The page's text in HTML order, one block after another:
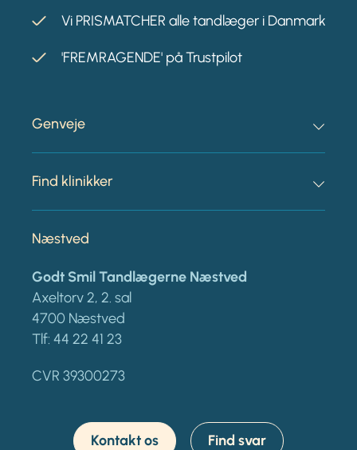
Vi PRISMATCHER alle tandlæger i Danmark
'FREMRAGENDE' på Trustpilot
Genveje
Find klinikker
Næstved
Godt Smil Tandlægerne Næstved
Axeltorv 2, 2. sal
4700 Næstved
Tlf: 44 22 41 23
CVR 39300273
Kontakt os Find svar